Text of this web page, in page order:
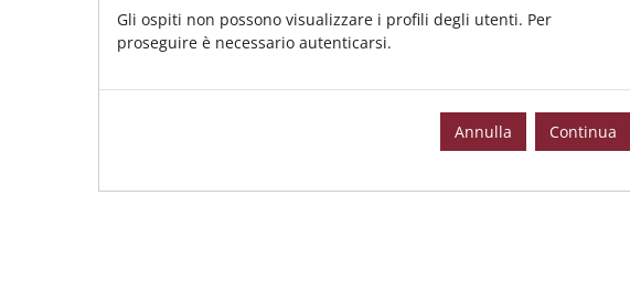
Gli ospiti non possono visualizzare i profili degli utenti. Per
proseguire è necessario autenticarsi.
Annulla Continua